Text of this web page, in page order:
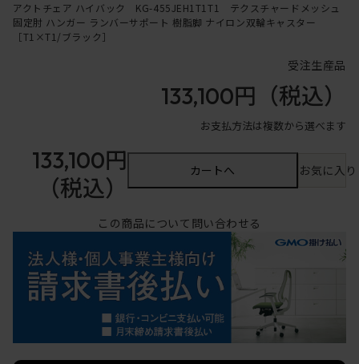
アクトチェア ハイバック KG-455JEH1T1T1 テクスチャードメッシュ
固定肘 ハンガー ランバーサポート 樹脂脚 ナイロン双輪キャスター
［T1×T1/ブラック］
受注生産品
133,100円 （税込）
お支払方法は複数から選べます
133,100円
（税込）
カートへ お気に入
この商品について問い合わせる